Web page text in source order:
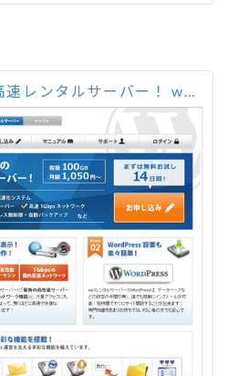
WordPress専用の超高速レンタルサーバー！ wpX